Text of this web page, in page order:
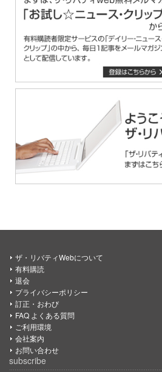
ザ・リバティWebについて
有料購読
退会
プライバシーポリシー
訂正・おわび
FAQ よくある質問
ご利用環境
会社案内
お問い合わせ
subscribe